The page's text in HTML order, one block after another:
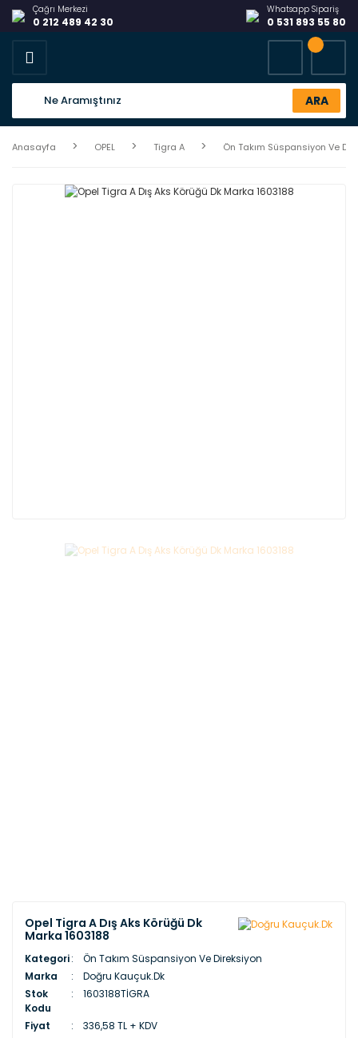
Çağrı Merkezi
0 212 489 42 30
Whatsapp Sipariş
0 531 893 55 80
ARA
Anasayfa OPEL Tigra A Ön Takım Süspansiyon Ve
Opel Tigra A Dış Aks Körüğü Dk
Marka 1603188
Kategori
Ön Takım Süspansiyon Ve Direksiyon
Marka
Doğru Kauçuk.Dk
Stok
Kodu
1603188TİGRA
Fiyat 336,58 TL + KDV